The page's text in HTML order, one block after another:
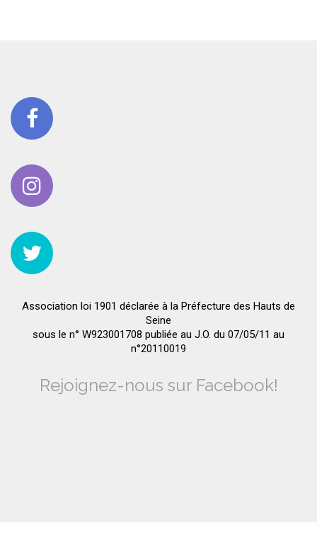
Association loi 1901 déclarée à la Préfecture des Hauts de
Seine
sous le n° W923001708 publiée au J.O. du 07/05/11 au
n°20110019
Rejoignez-nous sur Facebook!